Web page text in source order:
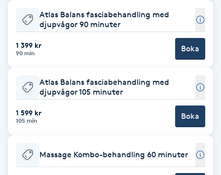
Faceliftmassage
Fet hårbotten
Fettreducering
Fillers
Fotmassage
Atlas Balans fasciabehandling med
djupvågor 90 minuter
1 399 kr
90 min Boka
Atlas Balans fasciabehandling med
djupvågor 105 minuter
1 599 kr
105 min Boka
Massage Kombo-behandling 60 minuter